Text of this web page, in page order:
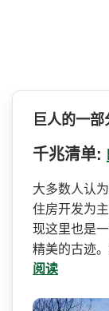
巨人的一部
千兆清单:
大多数人认
住房开发为
现这里也是
精美的古迹
阅读